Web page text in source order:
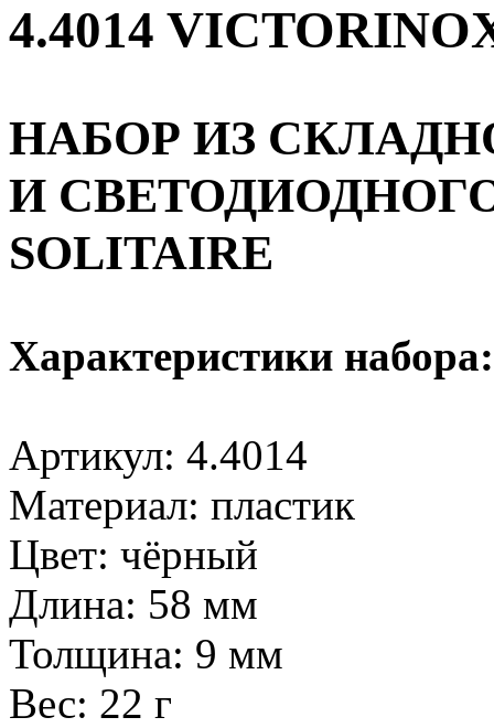
4.4014
НАБОР ИЗ
И
SOLITAIRE
Характеристики набора:
Артикул: 4.4014
Материал: пластик
Цвет: чёрный
Длина: 58 мм
Толщина: 9 мм
Вес: 22 г